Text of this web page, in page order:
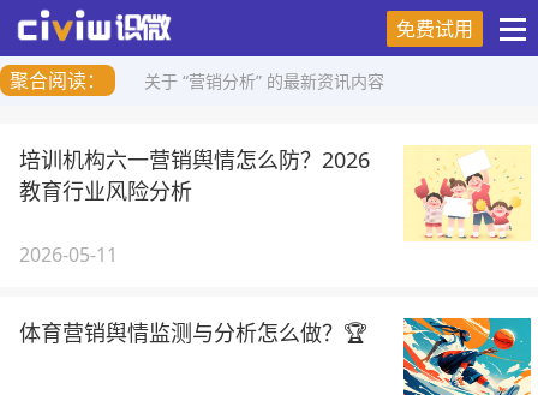
免费试用
聚合阅读：
关于 “营销分析” 的最新资讯内容
培训机构六一营销舆情怎么防？2026
教育行业风险分析
2026-05-11
体育营销舆情监测与分析怎么做？🏆